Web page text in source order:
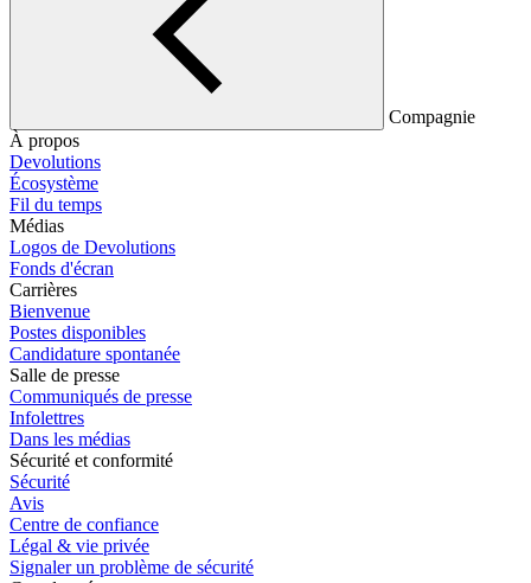
Compagnie
À propos
Devolutions
Écosystème
Fil du temps
Médias
Logos de Devolutions
Fonds d'écran
Carrières
Bienvenue
Postes disponibles
Candidature spontanée
Salle de presse
Communiqués de presse
Infolettres
Dans les médias
Sécurité et conformité
Sécurité
Avis
Centre de confiance
Légal & vie privée
Signaler un problème de sécurité